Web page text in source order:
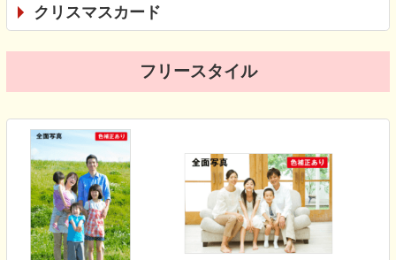
クリスマスカード
フリースタイル